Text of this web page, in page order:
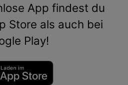
App findest du
Store als auch bei
Play!